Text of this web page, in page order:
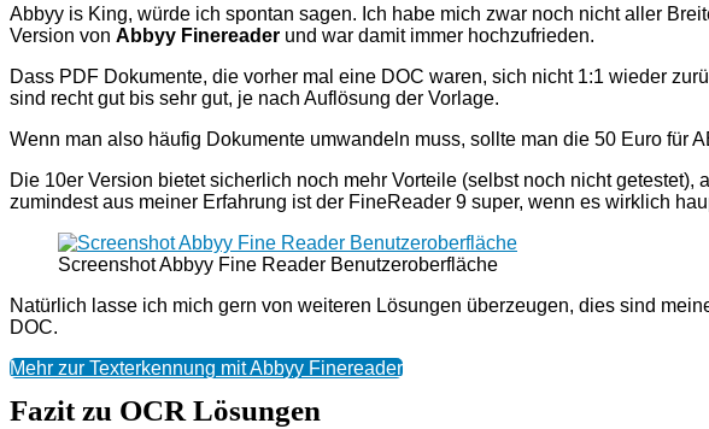
Abbyy is King, würde ich spontan sagen. Ich habe mich zwar noch nicht aller
Version von Abbyy Finereader und war damit immer hochzufrieden.
Dass PDF Dokumente, die vorher mal eine DOC waren, sich nicht 1:1 wieder
sind recht gut bis sehr gut, je nach Auflösung der Vorlage.
Wenn man also häufig Dokumente umwandeln muss, sollte man die 50 Euro für
Die 10er Version bietet sicherlich noch mehr Vorteile (selbst noch nicht
zumindest aus meiner Erfahrung ist der FineReader 9 super, wenn es wirklich
Screenshot Abbyy Fine Reader Benutzeroberfläche
Natürlich lasse ich mich gern von weiteren Lösungen überzeugen, dies sind
DOC.
Mehr zur Texterkennung mit Abbyy Finereader
Fazit zu OCR Lösungen